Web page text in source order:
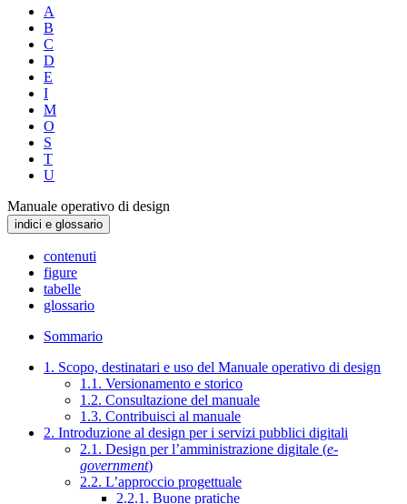
A
B
C
D
E
I
M
O
S
T
U
Manuale operativo di design
indici e glossario
contenuti
figure
tabelle
glossario
Sommario
1. Scopo, destinatari e uso del Manuale operativo di design
1.1. Versionamento e storico
1.2. Consultazione del manuale
1.3. Contribuisci al manuale
2. Introduzione al design per i servizi pubblici digitali
2.1. Design per l’amministrazione digitale (e-
government)
2.2. L’approccio progettuale
2.2.1. Buone pratiche